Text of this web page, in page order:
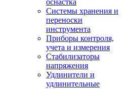
оснастка
Системы хранения и
переноски
инструмента
Приборы контроля,
учета и измерения
Стабилизаторы
напряжения
Удлинители и
удлинительные